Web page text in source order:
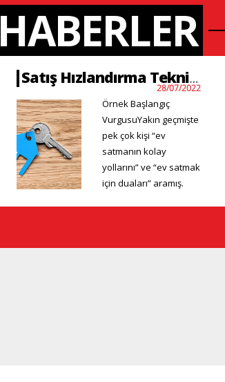
HABERLER
Satış Hızlandırma Teknikleri
28/07/2022
Örnek Başlangıç
VurgusuYakın geçmişte
pek çok kişi “ev
satmanın kolay
yollarını” ve “ev satmak
için duaları” aramış.